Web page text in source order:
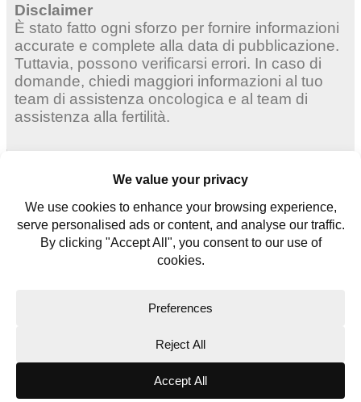
Disclaimer
È stato fatto ogni sforzo per fornire informazioni
accurate e complete alla data di pubblicazione.
Tuttavia, possono verificarsi errori. In caso di
domande, chiedi maggiori informazioni al tuo
team di assistenza oncologica e al team di
assistenza alla fertilità.
Giovani uomini
Contattaci
Cookie Policy
Copyright © 2026. All rights reserved.